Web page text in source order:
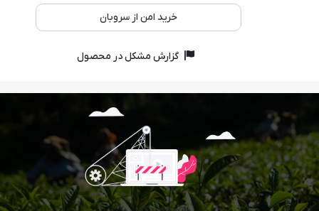
خرید امن از سروبان
گزارش مشکل در محصول